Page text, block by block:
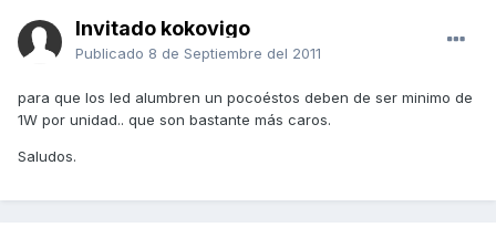
Invitado kokovigo
Publicado 8 de Septiembre del 2011
para que los led alumbren un pocoéstos deben de ser minimo de
1W por unidad.. que son bastante más caros.
Saludos.